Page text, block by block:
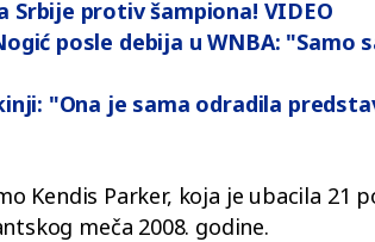
Srbije protiv šampiona! VIDEO
posle debija u WNBA: "Samo
"Ona je sama odradila
Kendis Parker, koja je ubacila 21
meča 2008. godine.